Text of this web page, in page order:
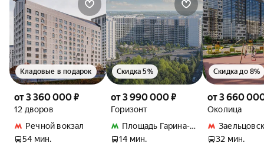
от 3 360 000 ₽
12 дворов
Речной вокзал
54 мин.
Кладовые в подарок
от 3 990 000 ₽
Горизонт
Площадь Гарина-Михайловского
14 мин.
Скидка 5%
от 3 660
Околица
32 мин.
Скидка до 8%